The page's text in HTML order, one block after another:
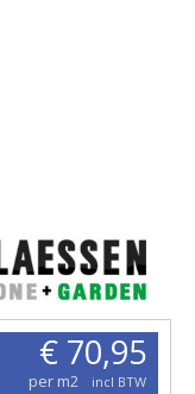
€ 70,95
per m2 incl BTW